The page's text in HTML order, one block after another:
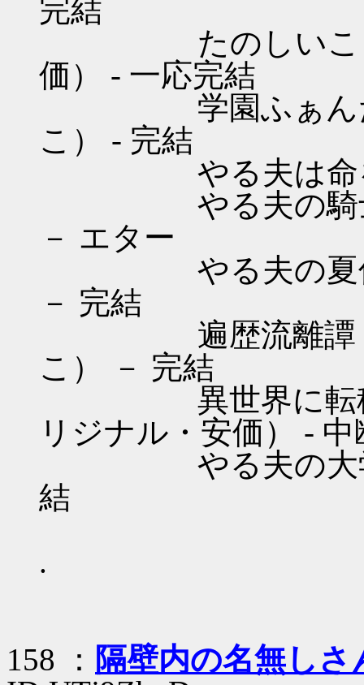
完結
たのしいこうこ
価） - 一応完結
学園ふぁんたじ
こ） - 完結
やる夫は命を的
やる夫の騎士道
－ エター
やる夫の夏休み
－ 完結
遍歴流離譚 （オ
こ） － 完結
異世界に転移し
リジナル・安価） - 中
やる夫の大学生
結
.
158 ： 隔壁内の名無しさ